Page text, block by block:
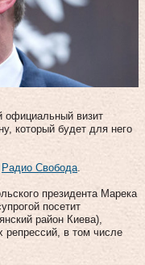
официальный визит
который будет для него
Радио Свобода.
президента Марека
посетит
район Киева),
репрессий, в том числе